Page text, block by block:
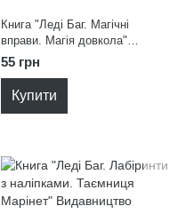
Книга "Леді Баг. Магічні
вправи. Магія довкола"
Видавництво РАНОК 447323
55 грн
Купити